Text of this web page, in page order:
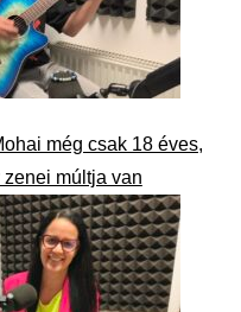
még csak 18 éves,
múltja van